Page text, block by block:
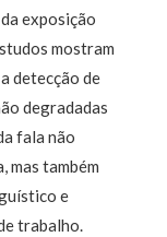
exposição
mostram
detecção de
degradadas
fala não
mas também
e
trabalho.